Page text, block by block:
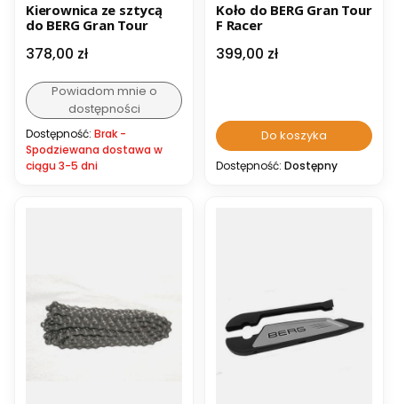
Kierownica ze sztycą
do BERG Gran Tour
Cena
378,00 zł
Powiadom mnie o
dostępności
Dostępność: Brak -
Spodziewana dostawa w
ciągu 3-5 dni
Koło do BERG Gran Tour
F Racer
Cena
399,00 zł
Do koszyka
Dostępność: Dostępny